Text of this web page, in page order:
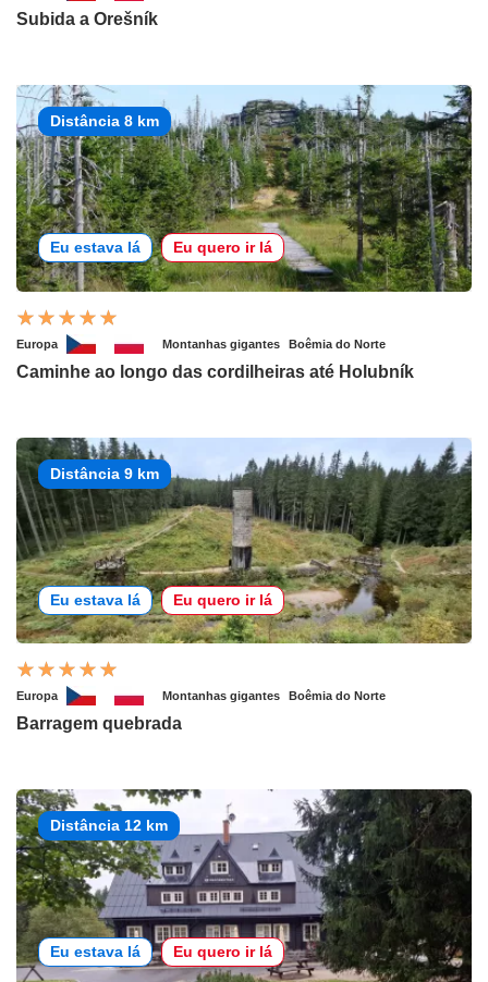
Subida a Orešník
Distância 8 km
Eu estava lá Eu quero ir lá
Europa Montanhas gigantes Boêmia do Norte
Caminhe ao longo das cordilheiras até Holubník
Distância 9 km
Eu estava lá Eu quero ir lá
Europa Montanhas gigantes Boêmia do Norte
Barragem quebrada
Distância 12 km
Eu estava lá Eu quero ir lá